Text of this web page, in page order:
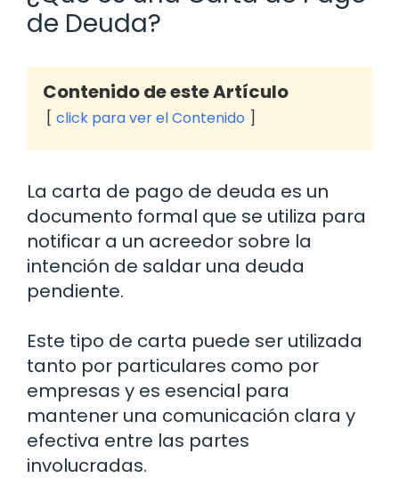
de Deuda?
Contenido de este Artículo
click para ver el Contenido
La carta de pago de deuda es un
documento formal que se utiliza para
notificar a un acreedor sobre la
intención de saldar una deuda
pendiente.
Este tipo de carta puede ser utilizada
tanto por particulares como por
empresas y es esencial para
mantener una comunicación clara y
efectiva entre las partes
involucradas.